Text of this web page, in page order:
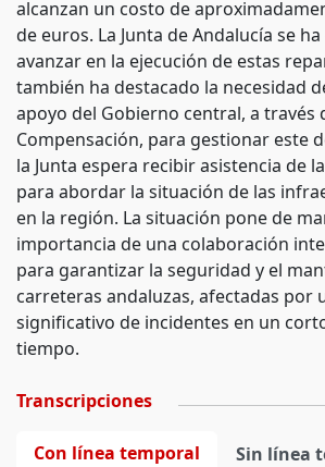
alcanzan un costo de
de euros. La Junta de Andalucía se
avanzar en la ejecución de estas
también ha destacado la necesidad
apoyo del Gobierno central, a través
Compensación, para gestionar este
la Junta espera recibir asistencia de
para abordar la situación de las
en la región. La situación pone de
importancia de una colaboración
para garantizar la seguridad y el
carreteras andaluzas, afectadas por
significativo de incidentes en un
tiempo.
Transcripciones
Con línea temporal Sin línea